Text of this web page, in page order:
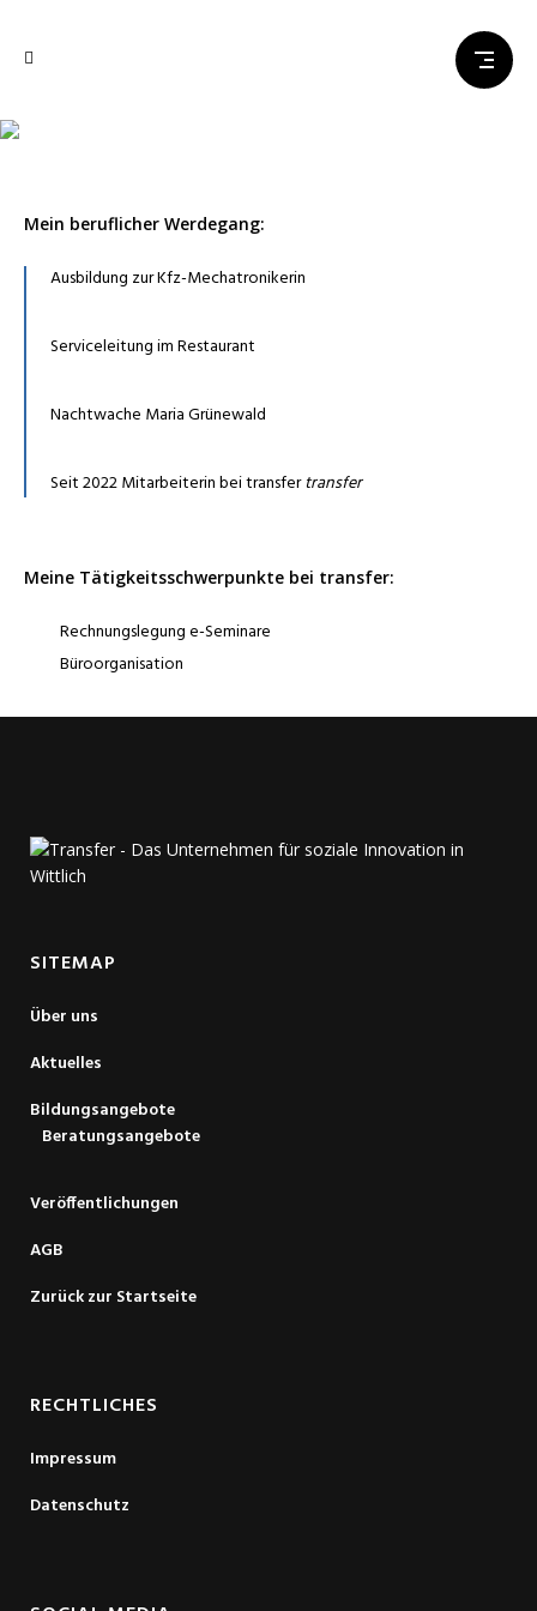
Mein beruflicher Werdegang:
Ausbildung zur Kfz-Mechatronikerin
Serviceleitung im Restaurant
Nachtwache Maria Grünewald
Seit 2022 Mitarbeiterin bei transfertransfer
Meine Tätigkeitsschwerpunkte bei transfer:
Rechnungslegung e-Seminare
Büroorganisation
SITEMAP
Über uns
Aktuelles
Bildungsangebote
Beratungsangebote
Veröffentlichungen
AGB
Zurück zur Startseite
RECHTLICHES
Impressum
Datenschutz